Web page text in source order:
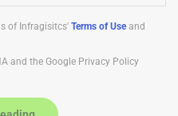
of Infragisitcs' Terms of Useand
and the Google Privacy Policy